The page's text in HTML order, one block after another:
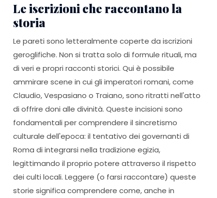
Le iscrizioni che raccontano la
storia
Le pareti sono letteralmente coperte da iscrizioni
geroglifiche. Non si tratta solo di formule rituali, ma
di veri e propri racconti storici. Qui è possibile
ammirare scene in cui gli imperatori romani, come
Claudio, Vespasiano o Traiano, sono ritratti nell'atto
di offrire doni alle divinità. Queste incisioni sono
fondamentali per comprendere il sincretismo
culturale dell'epoca: il tentativo dei governanti di
Roma di integrarsi nella tradizione egizia,
legittimando il proprio potere attraverso il rispetto
dei culti locali. Leggere (o farsi raccontare) queste
storie significa comprendere come, anche in